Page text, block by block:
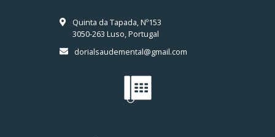
Quinta da Tapada, Nº153
3050-263 Luso, Portugal
dorialsaudemental@gmail.com